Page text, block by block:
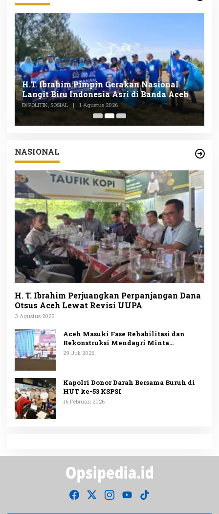
H.T. Ibrahim Pimpin Gerakan Nasional
Langit Biru Indonesia Asri di Banda Aceh
Di POLITIK, SOSIAL | 1 Agustus 2026
NASIONAL
H. T. Ibrahim Perjuangkan Perpanjangan Dana
Otsus Aceh Lewat Revisi UUPA
3 Agustus 2026
Aceh Masuki Fase Rehabilitasi dan
Rekonstruksi Mendagri Minta
Penggunaan Anggaran Dipublikasikan
29 Juli 2026
Kapolri Donor Darah Bersama Buruh di
HUT ke-53 KSPSI
16 Februari 2026